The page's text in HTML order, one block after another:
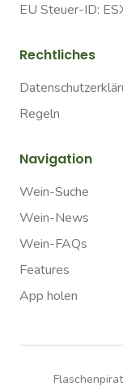
EU Steuer-ID:
Rechtliches
Regeln
Navigation
Wein-Suche
Wein-News
Wein-FAQs
Features
App holen